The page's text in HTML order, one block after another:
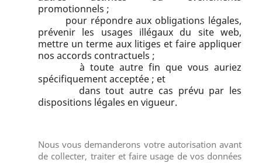
promotionnels ;
pour répondre aux obligations légales,
prévenir les usages illégaux du site web,
mettre un terme aux litiges et faire appliquer
nos accords contractuels ;
à toute autre fin que vous auriez
spécifiquement acceptée ; et
dans tout autre cas prévu par les
dispositions légales en vigueur.
Nous vous demanderons votre autorisation avant
de collecter, traiter et faire usage de vos données